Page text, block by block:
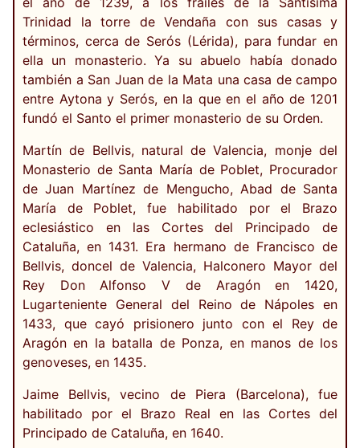
Trinidad la torre de Vendaña con sus casas y
términos, cerca de Serós (Lérida), para fundar en
ella un monasterio. Ya su abuelo había donado
también a San Juan de la Mata una casa de campo
entre Aytona y Serós, en la que en el año de 1201
fundó el Santo el primer monasterio de su Orden.
Martín de Bellvis, natural de Valencia, monje del
Monasterio de Santa María de Poblet, Procurador
de Juan Martínez de Mengucho, Abad de Santa
María de Poblet, fue habilitado por el Brazo
eclesiástico en las Cortes del Principado de
Cataluña, en 1431. Era hermano de Francisco de
Bellvis, doncel de Valencia, Halconero Mayor del
Rey Don Alfonso V de Aragón en 1420,
Lugarteniente General del Reino de Nápoles en
1433, que cayó prisionero junto con el Rey de
Aragón en la batalla de Ponza, en manos de los
genoveses, en 1435.
Jaime Bellvis, vecino de Piera (Barcelona), fue
habilitado por el Brazo Real en las Cortes del
Principado de Cataluña, en 1640.